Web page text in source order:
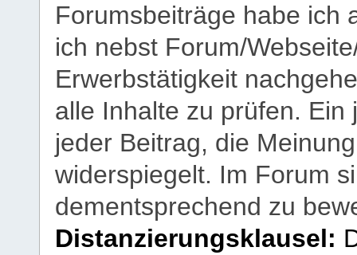
Forumsbeiträge habe ich
ich nebst Forum/
Erwerbstätigkeit
alle Inhalte zu prüfen.
jeder Beitrag, die
widerspiegelt. Im Forum
dementsprechend zu
Distanzierungsklausel: